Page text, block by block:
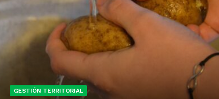
GESTIÓN TERRITORIAL